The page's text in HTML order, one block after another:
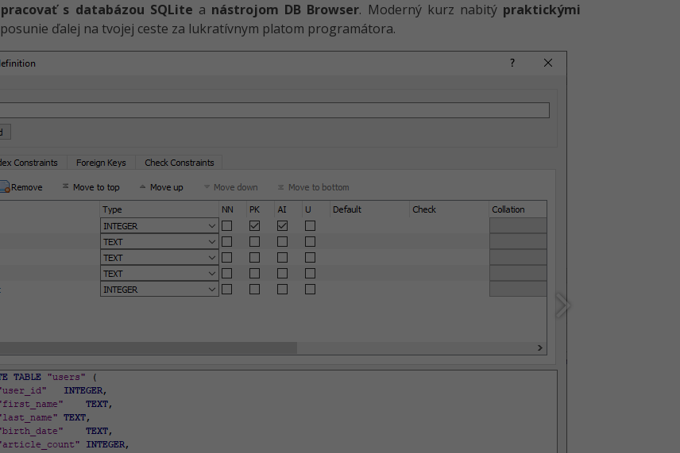
pracovať s databázou SQLite a nástrojom DB Browser. Moderný kurz nabitý praktickými
ďalej na tvojej ceste za lukratívnym platom programátora.